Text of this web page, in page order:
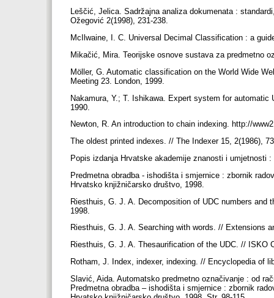
Leščić, Jelica. Sadržajna analiza dokumenata :
Ožegović 2(1998), 231-238.
McIlwaine, I. C. Universal Decimal Classification : a
Mikačić, Mira. Teorijske osnove sustava za predmetno
Möller, G. Automatic classification on the World Wide
Meeting 23. London, 1999.
Nakamura, Y.; T. Ishikawa. Expert system for
1990.
Newton, R. An introduction to chain indexing. http://
The oldest printed indexes. // The Indexer 15, 2(1986),
Popis izdanja Hrvatske akademije znanosti i umjetnosti
Predmetna obradba - ishodišta i smjernice : zbornik
Hrvatsko knjižničarsko društvo, 1998.
Riesthuis, G. J. A. Decomposition of UDC numbers
1998.
Riesthuis, G. J. A. Searching with words. // Extensions
Riesthuis, G. J. A. Thesaurification of the UDC. // ISKO
Rotham, J. Index, indexer, indexing. // Encyclopedia of
Slavić, Aida. Automatsko predmetno označivanje : od
Predmetna obradba – ishodišta i smjernice : zbornik